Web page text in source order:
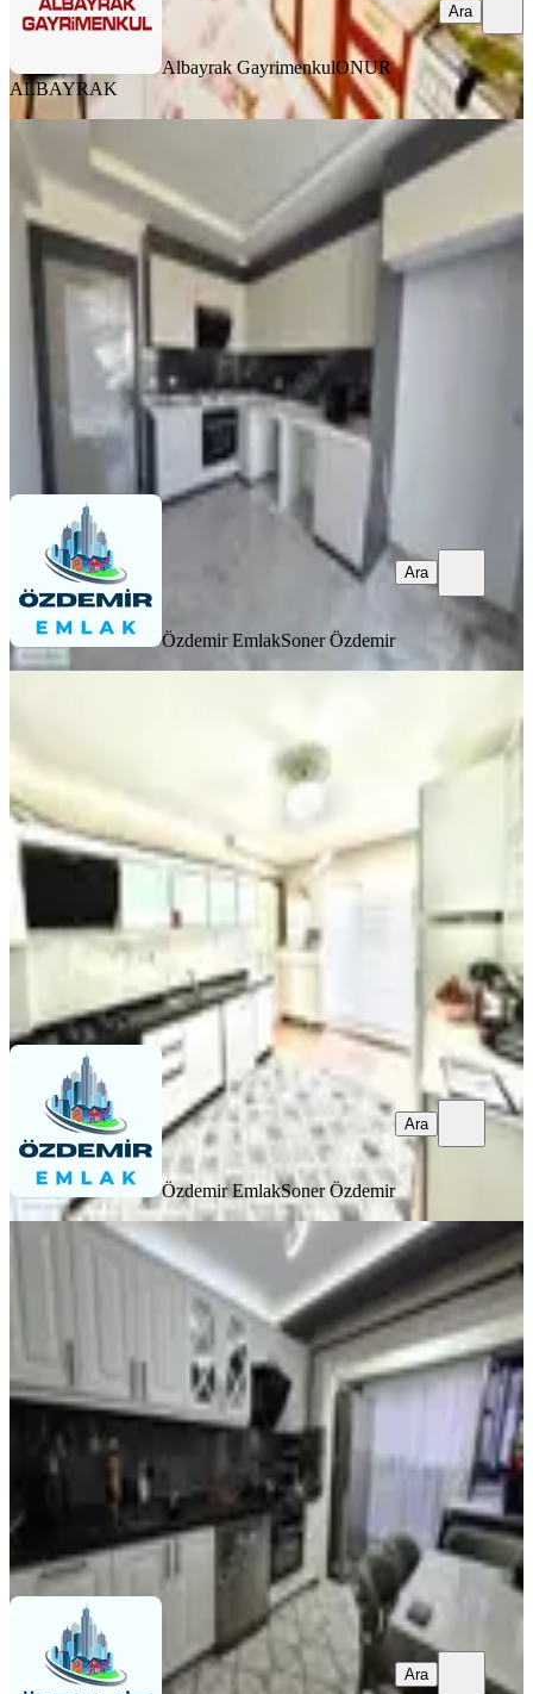
Albayrak GayrimenkulONUR
ALBAYRAK
Ara
Özdemir Emlak'tan Site İçerisinde Şık
Ve Konfor Arayanlara 3+1!!
Mamak, Kıbrısköy Mahallesi
3+1·140 m²· 7. Kat 06.08.2026
5.749.999 ₺
Özdemir EmlakSoner Özdemir
Özdemir EmlakSoner Özdemir
Ara
Mamak, Küçük Kayaş Mahallesi
·
5.850.000 ₺
Soner Özdemir
Özdemir EmlakSoner Özdemir
Ara
Özdemir Emlak'tan Şehrin Kalbinde
Lüks Bir Yaşam Sizlerle!!!!
Mamak, Yeni Bayındır Mahallesi
·110 m² ·Kot 1 06.08.2026
3.150.000 ₺
Özdemir Emlak Soner Özdemir
Ara
Ara